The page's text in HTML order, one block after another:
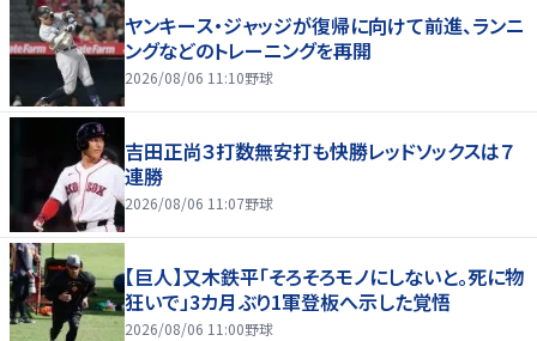
ヤンキース・ジャッジが復帰に向けて前進、ランニ
ングなどのトレーニングを再開
2026/08/06 11:10野球
吉田正尚３打数無安打も快勝レッドソックスは７
連勝
2026/08/06 11:07野球
【巨人】又木鉄平「そろそろモノにしないと。死に物
狂いで」3カ月ぶり1軍登板へ示した覚悟
2026/08/06 11:00野球